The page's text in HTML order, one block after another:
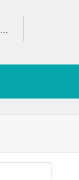
棋士との遭遇で紫玉を安く手に入れる方法と課金効率